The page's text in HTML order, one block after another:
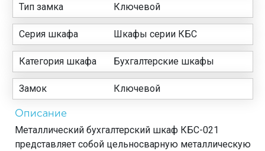
Тип замка Ключевой
Серия шкафа Шкафы серии КБС
Категория шкафа Бухгалтерские шкафы
Замок Ключевой
Описание
Металлический бухгалтерский шкаф КБС-021
представляет собой цельносварную металлическую